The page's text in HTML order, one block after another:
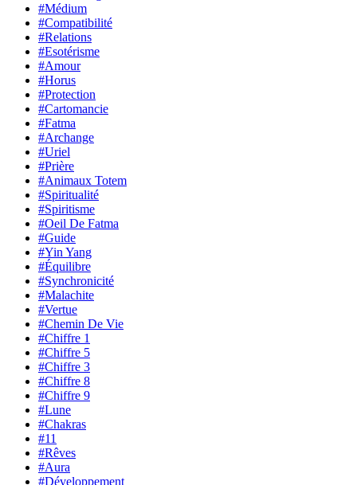
#Médium
#Compatibilité
#Relations
#Esotérisme
#Amour
#Horus
#Protection
#Cartomancie
#Fatma
#Archange
#Uriel
#Prière
#Animaux Totem
#Spiritualité
#Spiritisme
#Oeil De Fatma
#Guide
#Yin Yang
#Équilibre
#Synchronicité
#Malachite
#Vertue
#Chemin De Vie
#Chiffre 1
#Chiffre 5
#Chiffre 3
#Chiffre 8
#Chiffre 9
#Lune
#Chakras
#11
#Rêves
#Aura
#Développement